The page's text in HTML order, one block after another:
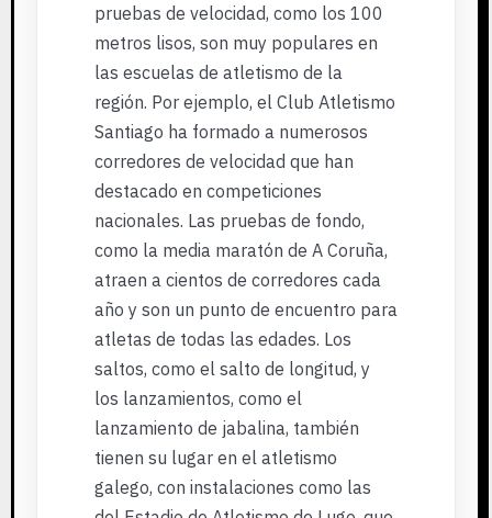
pruebas de velocidad, como los 100
metros lisos, son muy populares en
las escuelas de atletismo de la
región. Por ejemplo, el Club Atletismo
Santiago ha formado a numerosos
corredores de velocidad que han
destacado en competiciones
nacionales. Las pruebas de fondo,
como la media maratón de A Coruña,
atraen a cientos de corredores cada
año y son un punto de encuentro para
atletas de todas las edades. Los
saltos, como el salto de longitud, y
los lanzamientos, como el
lanzamiento de jabalina, también
tienen su lugar en el atletismo
galego, con instalaciones como las